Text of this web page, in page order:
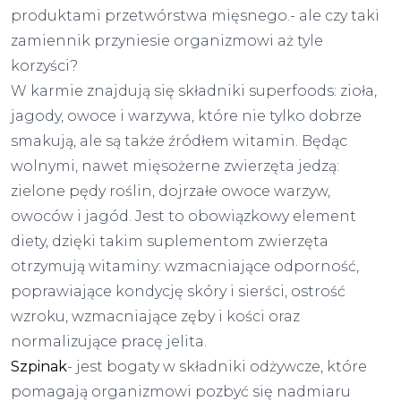
produktami przetwórstwa mięsnego.- ale czy taki
zamiennik przyniesie organizmowi aż tyle
korzyści?
W karmie znajdują się składniki superfoods: zioła,
jagody, owoce i warzywa, które nie tylko dobrze
smakują, ale są także źródłem witamin. Będąc
wolnymi, nawet mięsożerne zwierzęta jedzą:
zielone pędy roślin, dojrzałe owoce warzyw,
owoców i jagód. Jest to obowiązkowy element
diety, dzięki takim suplementom zwierzęta
otrzymują witaminy: wzmacniające odporność,
poprawiające kondycję skóry i sierści, ostrość
wzroku, wzmacniające zęby i kości oraz
normalizujące pracę jelita.
Szpinak- jest bogaty w składniki odżywcze, które
pomagają organizmowi pozbyć się nadmiaru